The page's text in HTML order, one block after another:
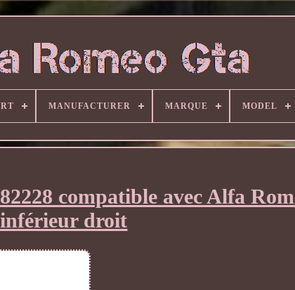
MANUFACTURER MARQUE MODEL
compatible avec Alfa
inférieur droit